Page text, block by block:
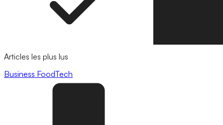
Articles les plus lus
Business FoodTech